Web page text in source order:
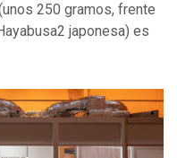
250 gramos, frente
japonesa) es